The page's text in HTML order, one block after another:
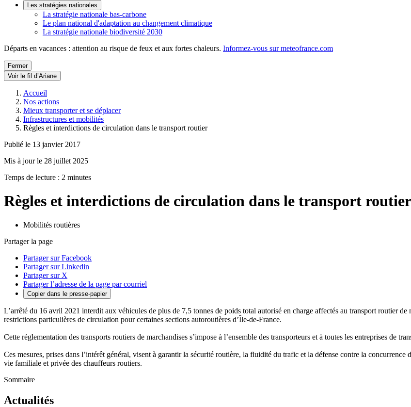
Les stratégies nationales
La stratégie nationale bas-carbone
Le plan national d'adaptation au changement climatique
La stratégie nationale biodiversité 2030
Départs en vacances : attention au risque de feux et aux fortes chaleurs. Informez-vous sur meteofrance.com
Fermer
Voir le fil d’Ariane
Accueil
Nos actions
Mieux transporter et se déplacer
Infrastructures et mobilités
Règles et interdictions de circulation dans le transport routier
Publié le 13 janvier 2017
Mis à jour le 28 juillet 2025
Temps de lecture : 2 minutes
Règles et interdictions de circulation dans le transport routier
Mobilités routières
Partager la page
Partager sur Facebook
Partager sur Linkedin
Partager sur X
Partager l’adresse de la page par courriel
Copier dans le presse-papier
L’arrêté du 16 avril 2021 interdit aux véhicules de plus de 7,5 tonnes de poids total autorisé en charge affectés au transport routier
restrictions particulières de circulation pour certaines sections autoroutières d’Île-de-France.
Cette réglementation des transports routiers de marchandises s’impose à l’ensemble des transporteurs et à toutes les entreprises de
Ces mesures, prises dans l’intérêt général, visent à garantir la sécurité routière, la fluidité du trafic et la défense contre la
vie familiale et privée des chauffeurs routiers.
Sommaire
Actualités